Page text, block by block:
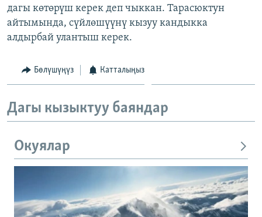
дагы көтөрүш керек деп чыккан. Тарасюктун
айтымында, сүйлөшүүнү кызуу кандыкка
алдырбай улантыш керек.
Бөлүшүңүз Катталыңыз
Дагы кызыктуу баяндар
Окуялар